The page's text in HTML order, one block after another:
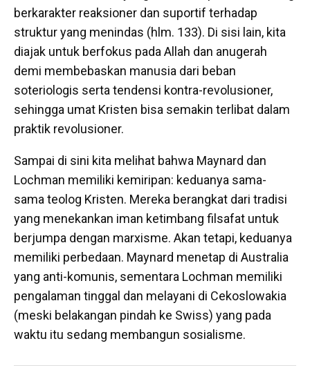
berkarakter reaksioner dan suportif terhadap
struktur yang menindas (hlm. 133). Di sisi lain, kita
diajak untuk berfokus pada Allah dan anugerah
demi membebaskan manusia dari beban
soteriologis serta tendensi kontra-revolusioner,
sehingga umat Kristen bisa semakin terlibat dalam
praktik revolusioner.
Sampai di sini kita melihat bahwa Maynard dan
Lochman memiliki kemiripan: keduanya sama-
sama teolog Kristen. Mereka berangkat dari tradisi
yang menekankan iman ketimbang filsafat untuk
berjumpa dengan marxisme. Akan tetapi, keduanya
memiliki perbedaan. Maynard menetap di Australia
yang anti-komunis, sementara Lochman memiliki
pengalaman tinggal dan melayani di Cekoslowakia
(meski belakangan pindah ke Swiss) yang pada
waktu itu sedang membangun sosialisme.